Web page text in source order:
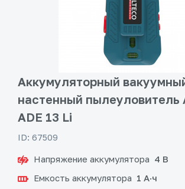
Аккумуляторный
настенный пылеуловитель
ADE 13 Li
ID: 67509
Напряжение аккумулятора 4 В
Емкость аккумулятора 1 А·ч